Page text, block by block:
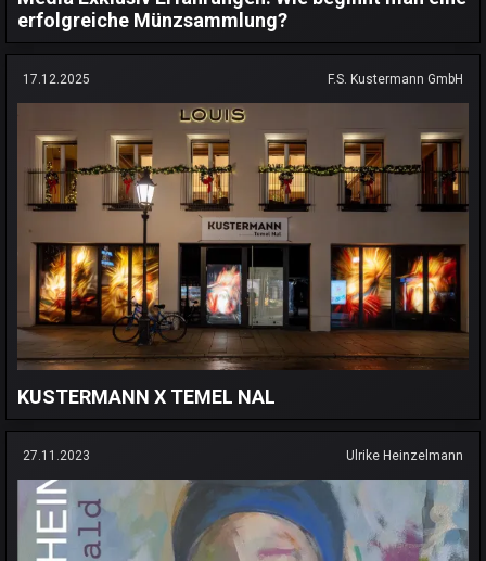
erfolgreiche Münzsammlung?
17.12.2025 F.S. Kustermann GmbH
KUSTERMANN X TEMEL NAL
27.11.2023 Ulrike Heinzelmann